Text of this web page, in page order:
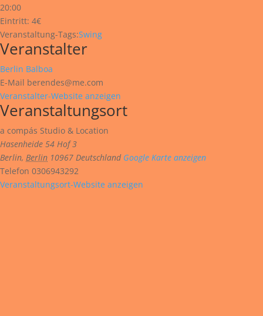
20:00
Eintritt: 4€
Veranstaltung-Tags:Swing
Veranstalter
Berlin Balboa
E-Mail berendes@me.com
Veranstalter-Website anzeigen
Veranstaltungsort
a compás Studio & Location
Hasenheide 54 Hof 3
Berlin, Berlin 10967 Deutschland Google Karte anzeigen
Telefon 0306943292
Veranstaltungsort-Website anzeigen